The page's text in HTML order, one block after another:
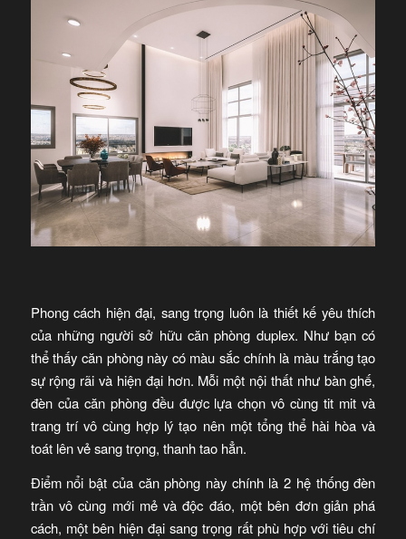
Phong cách hiện đại, sang trọng luôn là thiết kế yêu thích
của những người sở hữu căn phòng duplex. Như bạn có
thể thấy căn phòng này có màu sắc chính là màu trắng tạo
sự rộng rãi và hiện đại hơn. Mỗi một nội thất như bàn ghế,
đèn của căn phòng đều được lựa chọn vô cùng tit mit và
trang trí vô cùng hợp lý tạo nên một tổng thể hài hòa và
toát lên vẻ sang trọng, thanh tao hẳn.
Điểm nổi bật của căn phòng này chính là 2 hệ thống đèn
trần vô cùng mới mẻ và độc đáo, một bên đơn giản phá
cách, một bên hiện đại sang trọng rất phù hợp với tiêu chí